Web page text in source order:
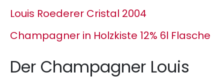
Louis Roederer Cristal 2004
Champagner in Holzkiste 12% 6l Flasche
Der Champagner Louis